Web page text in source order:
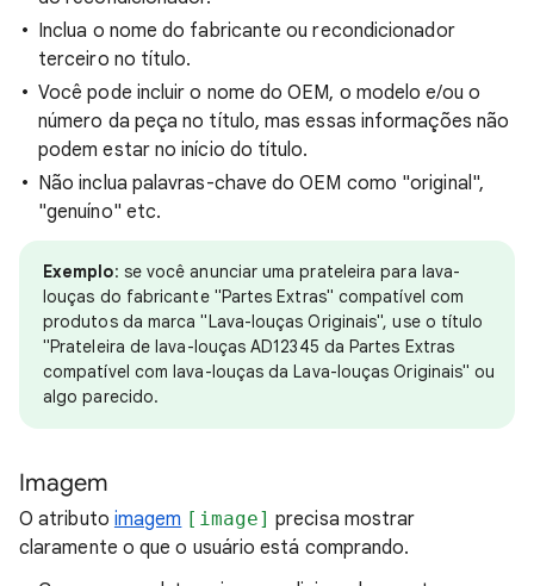
Inclua o nome do fabricante ou recondicionador
terceiro no título.
Você pode incluir o nome do OEM, o modelo e/ou o
número da peça no título, mas essas informações não
podem estar no início do título.
Não inclua palavras-chave do OEM como "original",
"genuíno" etc.
Exemplo: se você anunciar uma prateleira para lava-
louças do fabricante "Partes Extras" compatível com
produtos da marca "Lava-louças Originais", use o título
"Prateleira de lava-louças AD12345 da Partes Extras
compatível com lava-louças da Lava-louças Originais" ou
algo parecido.
Imagem
O atributo imagem [image] precisa mostrar
claramente o que o usuário está comprando.